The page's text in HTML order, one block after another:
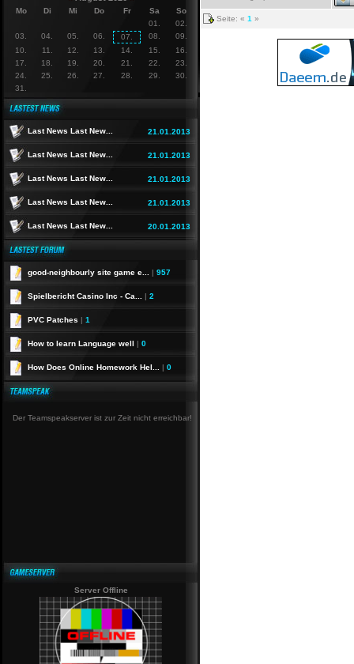
Mo Di Mi Do Fr Sa
So
01.
02.
03.
04. 05. 06. 07. 08.
09.
10.
11. 12. 13. 14. 15.
16.
17.
18. 19. 20. 21. 22.
23.
24.
25. 26. 27. 28. 29.
30.
31.
Last News Last New... 21.01.2013
Last News Last New... 21.01.2013
Last News Last New... 21.01.2013
Last News Last New... 21.01.2013
Last News Last New... 20.01.2013
good-neighbourly site game e... | 957
Spielbericht Casino Inc - Ca... | 2
PVC Patches | 1
How to learn Language well | 0
How Does Online Homework Hel... | 0
Der Teamspeakserver ist zur Zeit nicht erreichbar!
Server Offline
Seite: « 1 »